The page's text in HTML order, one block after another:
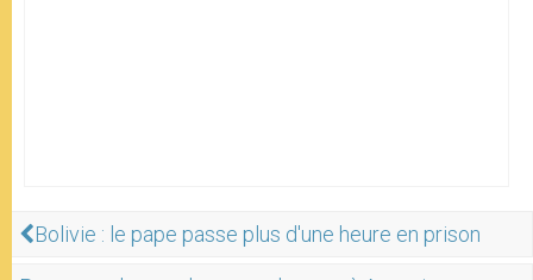
Bolivie : le pape passe plus d'une heure en prison